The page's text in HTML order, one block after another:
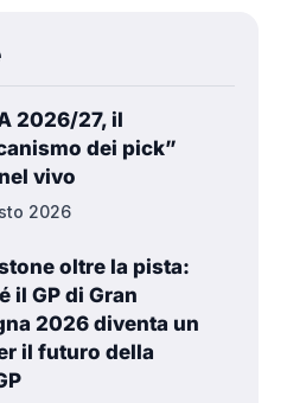
2026/27, il
dei pick”
vivo
2026
oltre la pista:
il GP di Gran
2026 diventa un
il futuro della